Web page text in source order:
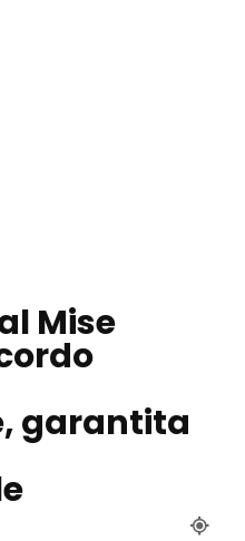
Mise
garantita